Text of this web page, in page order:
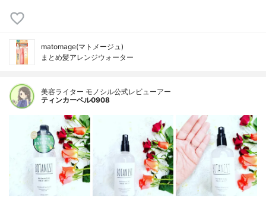
matomage(マトメージュ)
まとめ髪アレンジウォーター
美容ライター モノシル公式レビューアー
ティンカーベル0908